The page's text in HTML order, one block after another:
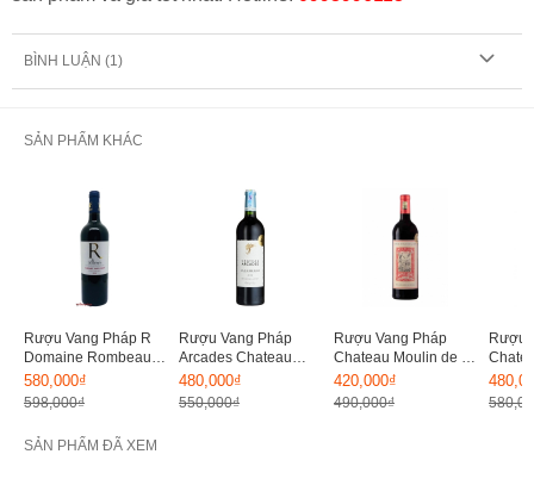
BÌNH LUẬN (1)
SẢN PHẨM KHÁC
Rượu Vang Pháp R
Domaine Rombeau
Cabernet Sauvignon
14%
580,000₫
598,000₫
Rượu Vang Pháp
Arcades Chateau
14.5%
480,000₫
550,000₫
Rượu Vang Pháp
Chateau Moulin de la
Faya 14.5%
420,000₫
490,000₫
Rượu
SẢN PHẨM ĐÃ XEM